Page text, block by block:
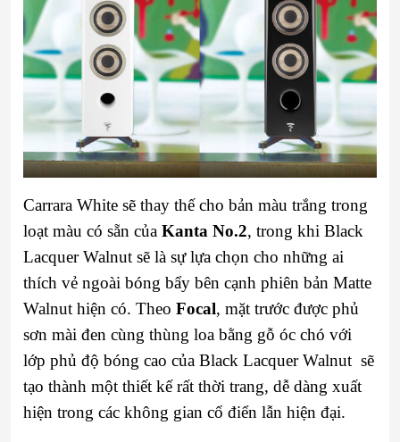
Carrara White sẽ thay thế cho bản màu trắng trong
loạt màu có sẵn của Kanta No.2, trong khi Black
Lacquer Walnut sẽ là sự lựa chọn cho những ai
thích vẻ ngoài bóng bẩy bên cạnh phiên bản Matte
Walnut hiện có. Theo Focal, mặt trước được phủ
sơn mài đen cùng thùng loa bằng gỗ óc chó với
lớp phủ độ bóng cao của Black Lacquer Walnut sẽ
tạo thành một thiết kế rất thời trang, dễ dàng xuất
hiện trong các không gian cổ điển lẫn hiện đại.